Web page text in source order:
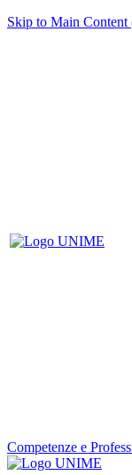
Skip to Main Content
Competenze e